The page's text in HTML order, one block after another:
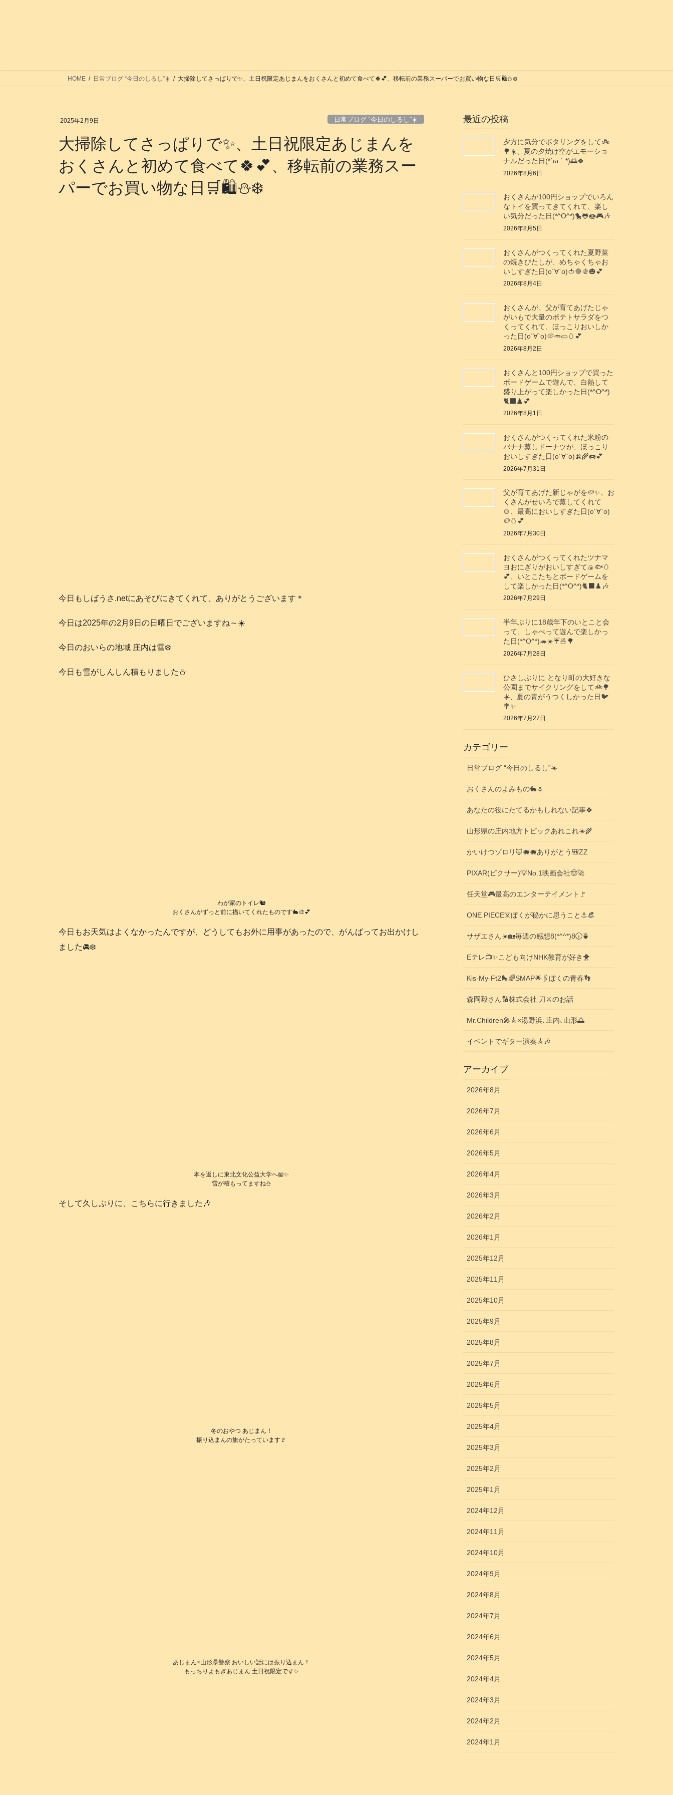
HOME 日常ブログ “今日のしるし”☀️ 大掃除してさっぱりで✨、土日祝限定あじまんをおくさんと初めて食べて🍀💕、移転前の業務スーパーでお買い物な日🛒🛍️⛄️❄️
2025年2月9日 日常ブログ “今日のしるし”☀️
大掃除してさっぱりで✨、土日祝限定あじまんを
おくさんと初めて食べて🍀💕、移転前の業務スー
パーでお買い物な日🛒🛍️⛄️❄️
今日もしばうさ.netにあそびにきてくれて、ありがとうございます＊
今日は2025年の2月9日の日曜日でございますね～☀️
今日のおいらの地域 庄内は雪❄️
今日も雪がしんしん積もりました⛄️
わが家のトイレ🐿️
おくさんがずっと前に描いてくれたものです🐇🎨💕
今日もお天気はよくなかったんですが、どうしてもお外に用事があったので、がんばってお出かけし
ました🚘️❄️
本を返しに東北文化公益大学へ📖✨
雪が積もってますね⛄️
そして久しぶりに、こちらに行きました🎶
冬のおやつ あじまん！
振り込まんの旗がたっています🚩
あじまん×山形県警察 おいしい話には振り込まん！
もっちりよもぎあじまん 土日祝限定です✨
最近の投稿
夕方に気分でポタリングをして🚲️
🌳☀️、夏の夕焼け空がエモーショ
ナルだった日(⁠*⁠´⁠ω⁠｀⁠*⁠)🌅🍀
2026年8月6日
おくさんが100円ショップでいろん
なトイを買ってきてくれて、楽し
い気分だった日(*^O^*)🐤🐸🍩🎮️🎶
2026年8月5日
おくさんがつくってくれた夏野菜
の焼きびたしが、めちゃくちゃお
いしすぎた日(о´∀`о)🍅🧅🫑🎃💕
2026年8月4日
おくさんが、父が育てあげたじゃ
がいもで大量のポテトサラダをつ
くってくれて、ほっこりおいしか
った日(о´∀`о)🥔🥕🥒🥚💕
2026年8月2日
おくさんと100円ショップで買った
ボードゲームで遊んで、白熱して
盛り上がって楽しかった日(*^O^*)
🐈‍⬛♟️💕
2026年8月1日
おくさんがつくってくれた米粉の
バナナ蒸しドーナツが、ほっこり
おいしすぎた日(о´∀`о)🍌🌾🍩💕
2026年7月31日
父が育てあげた新じゃがを🥔✨️、お
くさんがせいろで蒸してくれて
🍲、最高においしすぎた日(о´∀`о)
🥔🥚💕
2026年7月30日
おくさんがつくってくれたツナマ
ヨおにぎりがおいしすぎて🍙🐟️🥚
💕、いとこたちとボードゲームを
して楽しかった日(*^O^*)🐈‍⬛♟️🎶
2026年7月29日
半年ぶりに18歳年下のいとこと会
って、しゃべって遊んで楽しかっ
た日(*^O^*)🦔☀️☔🍜🌳
2026年7月28日
ひさしぶりに となり町の大好きな
公園までサイクリングをして🚲️🌳
☀️、夏の青がうつくしかった日🐦️
🎐✨️
2026年7月27日
カテゴリー
日常ブログ “今日のしるし”☀️
おくさんのよみもの🐇🌷
あなたの役にたてるかもしれない記事🍀
山形県の庄内地方トピックあれこれ☀️🌾
かいけつゾロリ🦊🐗🐗ありがとう🎒ZZ
PIXAR(ピクサー)💡No.1映画会社🤠🚀
任天堂🎮️最高のエンターテイメント🚩
ONE PIECE☠️ぼくが秘かに思うこと⚓️👒
サザエさん☀️🏡毎週の感想8(*^^*)8🕡️🍵
Eテレ📺️✨こども向けNHK教育が好き🐥
Kis-My-Ft2🛼🌈SMAP🌟🖇️ぼくの青春👣
森岡毅さん🔢株式会社 刀⚔️のお話
Mr.Children🎤🎸×湯野浜､庄内､山形🌅
イベントでギター演奏🎸🎶
アーカイブ
2026年8月
2026年7月
2026年6月
2026年5月
2026年4月
2026年3月
2026年2月
2026年1月
2025年12月
2025年11月
2025年10月
2025年9月
2025年8月
2025年7月
2025年6月
2025年5月
2025年4月
2025年3月
2025年2月
2025年1月
2024年12月
2024年11月
2024年10月
2024年9月
2024年8月
2024年7月
2024年6月
2024年5月
2024年4月
2024年3月
2024年2月
2024年1月